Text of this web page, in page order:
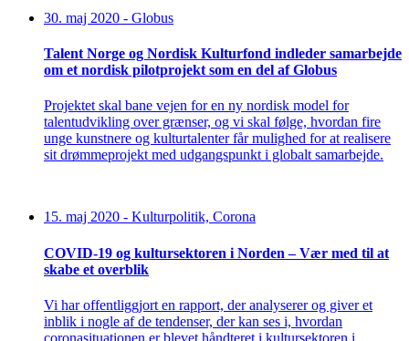
30. maj 2020 - Globus
Talent Norge og Nordisk Kulturfond indleder samarbejde
om et nordisk pilotprojekt som en del af Globus
Projektet skal bane vejen for en ny nordisk model for
talentudvikling over grænser, og vi skal følge, hvordan fire
unge kunstnere og kulturtalenter får mulighed for at realisere
sit drømmeprojekt med udgangspunkt i globalt samarbejde.
15. maj 2020 - Kulturpolitik, Corona
COVID-19 og kultursektoren i Norden – Vær med til at
skabe et overblik
Vi har offentliggjort en rapport, der analyserer og giver et
inblik i nogle af de tendenser, der kan ses i, hvordan
coronasituationen er blevet håndteret i kultursektoren i